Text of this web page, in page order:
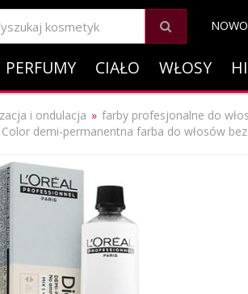
PERFUMY CIAŁO WŁOSY
i ondulacja
farby profesjonalne do
Color demi-permanentna farba do włosów